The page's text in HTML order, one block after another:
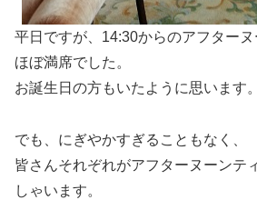
平日ですが、14:30からのアフター
ほぼ満席でした。
お誕生日の方もいたように思います。
でも、にぎやかすぎることもなく、
皆さんそれぞれがアフターヌーンテ
しゃいます。